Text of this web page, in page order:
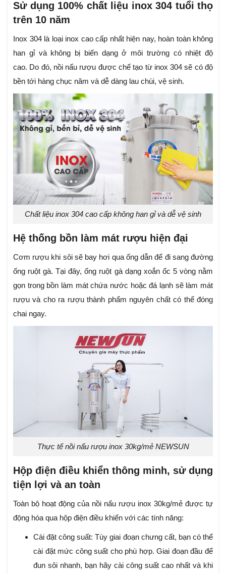
Sử dụng 100% chất liệu inox 304 tuổi thọ
trên 10 năm
Inox 304 là loại inox cao cấp nhất hiện nay, hoàn toàn không
han gỉ và không bị biến dạng ở môi trường có nhiệt độ
cao. Do đó, nồi nấu rượu được chế tạo từ inox 304 sẽ có độ
bền tới hàng chục năm và dễ dàng lau chùi, vệ sinh.
Chất liệu inox 304 cao cấp không han gỉ và dễ vệ sinh
Hệ thống bồn làm mát rượu hiện đại
Cơm rượu khi sôi sẽ bay hơi qua ống dẫn để đi sang đường
ống ruột gà. Tại đây, ống ruột gà dạng xoắn ốc 5 vòng nằm
gọn trong bồn làm mát chứa nước hoặc đá lạnh sẽ làm mát
rượu và cho ra rượu thành phẩm nguyên chất có thể đóng
chai ngay.
Thực tế nồi nấu rượu inox 30kg/mẻ NEWSUN
Hộp điện điều khiển thông minh, sử dụng
tiện lợi và an toàn
Toàn bộ hoạt động của nồi nấu rượu inox 30kg/mẻ được tự
động hóa qua hộp điện điều khiển với các tính năng:
Cài đặt công suất: Tùy giai đoạn chưng cất, bạn có thể
cài đặt mức công suất cho phù hợp. Giai đoạn đầu để
đun sôi nhanh, bạn hãy cài công suất cao nhất và khi